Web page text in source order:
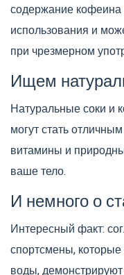
содержание кофеина
использования и
при чрезмерном
Ищем
Натуральные соки и
могут стать
витамины и
ваше тело.
И немного о
Интересный факт:
спортсмены,
воды,